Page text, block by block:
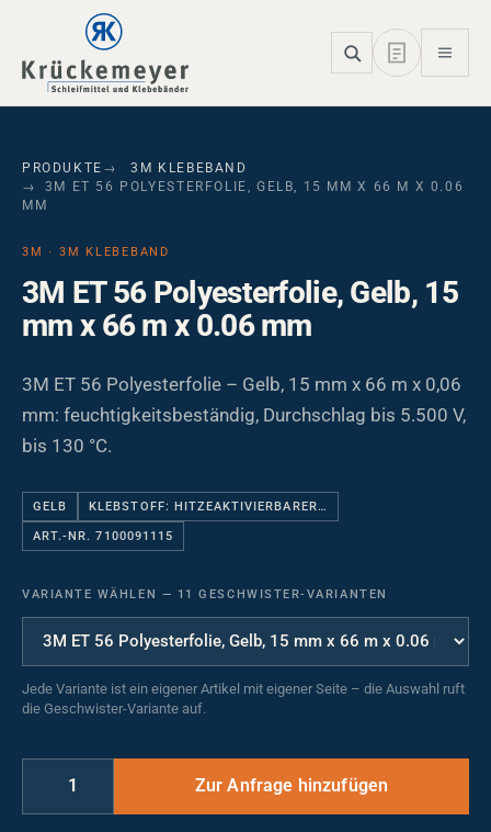
Skip to main navigation
Skip to main content
Skip to page footer
PRODUKTE
3M KLEBEBAND
3M ET 56 POLYESTERFOLIE, GELB, 15 MM X 66 M X 0.06
MM
3M · 3M KLEBEBAND
3M ET 56 Polyesterfolie, Gelb, 15
mm x 66 m x 0.06 mm
3M ET 56 Polyesterfolie – Gelb, 15 mm x 66 m x 0,06
mm: feuchtigkeitsbeständig, Durchschlag bis 5.500 V,
bis 130 °C.
GELB KLEBSTOFF: HITZEAKTIVIERBARER…
ART.-NR. 7100091115
VARIANTE WÄHLEN — 11 GESCHWISTER-VARIANTEN
Jede Variante ist ein eigener Artikel mit eigener Seite – die Auswahl ruft
die Geschwister-Variante auf.